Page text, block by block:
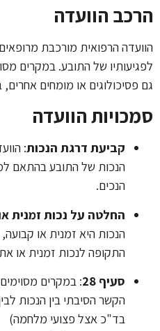
הרכב הוועדה
הוועדה הרפואית מורכבת
לפגיעותיו של התובע. במקרים
גם פסיכולוגים או מומחים
סמכויות הוועדה
קביעת דרגת הנכות:
הנכות של התובע בהתאם
הנכים.
החלטה על נכות זמנית
הנכות היא זמנית או
התקופה לנכות זמנית או
סעיף 28
: במקרים
הקשר הסיבתי בין הנכות
בד"כ אצל פצועי מלחמה)